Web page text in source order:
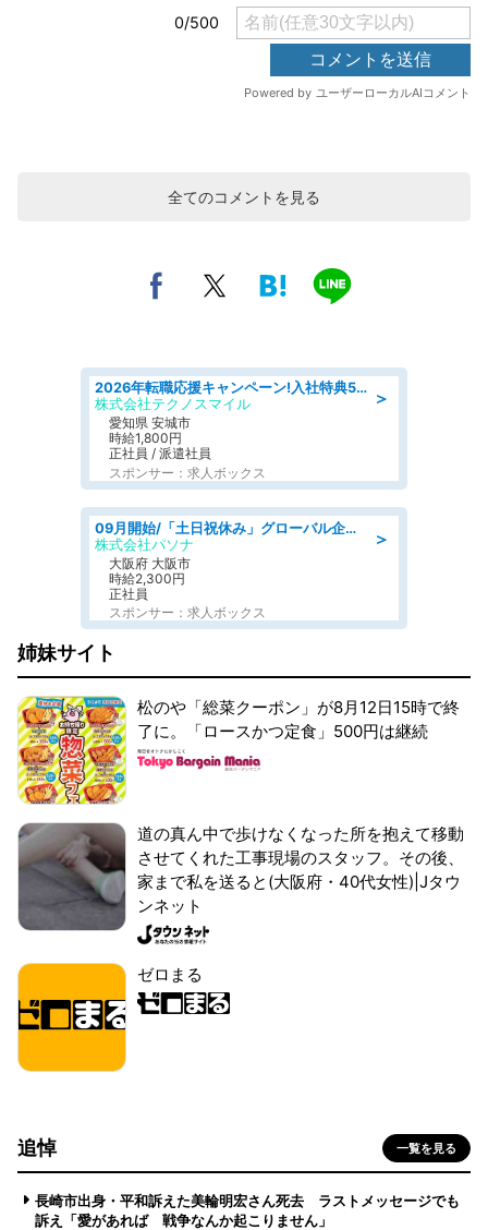
全てのコメントを見る
＞
2026年転職応援キャンペーン!入社特典58万円/デンソーで働こう!自動車工場で小型部品の検査業務 denso aichi
株式会社テクノスマイル
愛知県 安城市
時給1,800円
正社員 / 派遣社員
スポンサー：求人ボックス
＞
09月開始/「土日祝休み」グローバル企業での産業保健のお仕事/保健師/高時給/残業なし/服装自由
株式会社パソナ
大阪府 大阪市
時給2,300円
正社員
スポンサー：求人ボックス
姉妹サイト
松のや「総菜クーポン」が8月12日15時で終
了に。「ロースかつ定食」500円は継続
道の真ん中で歩けなくなった所を抱えて移動
させてくれた工事現場のスタッフ。その後、
家まで私を送ると(大阪府・40代女性)|Jタウ
ンネット
ゼロまる
追悼 一覧を見る
長崎市出身・平和訴えた美輪明宏さん死去 ラストメッセージでも
訴え「愛があれば 戦争なんか起こりません」